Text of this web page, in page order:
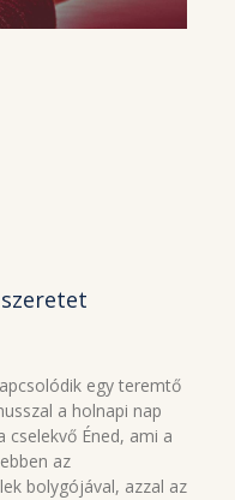
egy teremtő
a holnapi nap
cselekvő Éned, ami a
az
bolygójával, azzal az